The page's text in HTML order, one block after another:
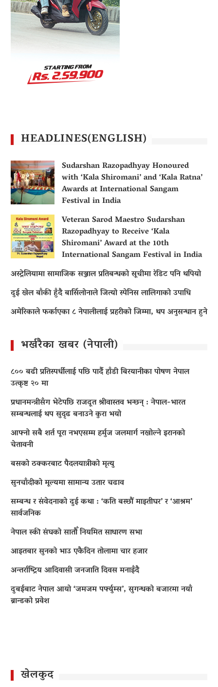
HEADLINES(ENGLISH)
Sudarshan Razopadhyay Honoured
with ‘Kala Shiromani’ and ‘Kala Ratna’
Awards at International Sangam
Festival in India
Veteran Sarod Maestro Sudarshan
Razopadhyay to Receive ‘Kala
Shiromani’ Award at the 10th
International Sangam Festival in India
अस्ट्रेलियामा सामाजिक सञ्जाल प्रतिबन्धको सूचीमा रेडिट पनि थपियो
दुई खेल बाँकी हुँदै बार्सिलोनाले जित्यो स्पेनिस लालिगाको उपाधि
अमेरिकाले फर्काएका ८ नेपालीलाई प्रहरीको जिम्मा, थप अनुसन्धान हुने
भर्खरैका खबर (नेपाली)
८०० बढी प्रतिस्पर्धीलाई पछि पार्दै हाँडी बिरयानीका पोषण नेपाल
उत्कृष्ट २० मा
प्रधानमन्त्रीसँग भेटेपछि राजदूत श्रीवास्तव भन्छन् : नेपाल-भारत
सम्बन्धलाई थप सुदृढ बनाउने कुरा भयो
आफ्नो सबै शर्त पूरा नभएसम्म हर्मुज जलमार्ग नखोल्ने इरानको
चेतावनी
बसको ठक्करबाट पैदलयात्रीको मृत्यु
सुनचाँदीको मूल्यमा सामान्य उतार चढाव
सम्बन्ध र संवेदनाको दुई कथा : ‘कति बस्छौं माइतीघर’ र ‘आश्रम’
सार्वजनिक
नेपाल स्की संघको सातौँ नियमित साधारण सभा
आइतबार सुनको भाउ एकैदिन तोलामा चार हजार
अन्तर्राष्ट्रिय आदिवासी जनजाति दिवस मनाइँदै
दुबईबाट नेपाल आयो ‘जमजम पर्फ्युम्स’, सुगन्धको बजारमा नयाँ
ब्रान्डको प्रवेश
खेलकुद